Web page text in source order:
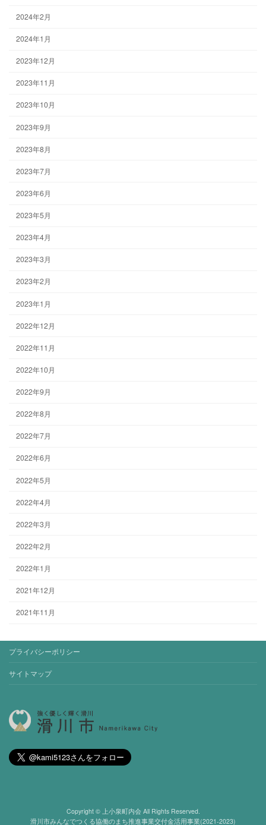
2024年2月
2024年1月
2023年12月
2023年11月
2023年10月
2023年9月
2023年8月
2023年7月
2023年6月
2023年5月
2023年4月
2023年3月
2023年2月
2023年1月
2022年12月
2022年11月
2022年10月
2022年9月
2022年8月
2022年7月
2022年6月
2022年5月
2022年4月
2022年3月
2022年2月
2022年1月
2021年12月
2021年11月
プライバシーポリシー
サイトマップ
Copyright © 上小泉町内会 All Rights Reserved.
滑川市みんなでつくる協働のまち推進事業交付金活用事業(2021-2023)